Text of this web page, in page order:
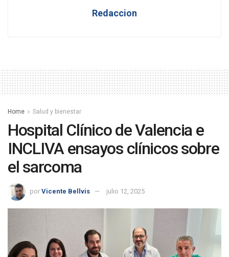
Redaccion
Home Salud y bienestar
Hospital Clínico de Valencia e
INCLIVA ensayos clínicos sobre
el sarcoma
por Vicente Bellvis julio 12, 2025